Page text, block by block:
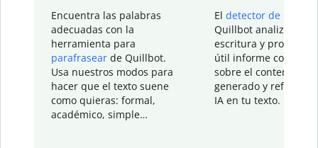
Encuentra las palabras
adecuadas con la
herramienta para
parafrasear de Quillbot.
Usa nuestros modos para
hacer que el texto suene
como quieras: formal,
académico, simple…
El detector de IA
Quillbot analiza tu
escritura y
útil informe con
sobre el contenido
generado y refinado
IA en tu texto.